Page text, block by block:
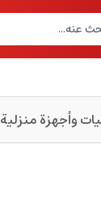
وأجهزة منزلية